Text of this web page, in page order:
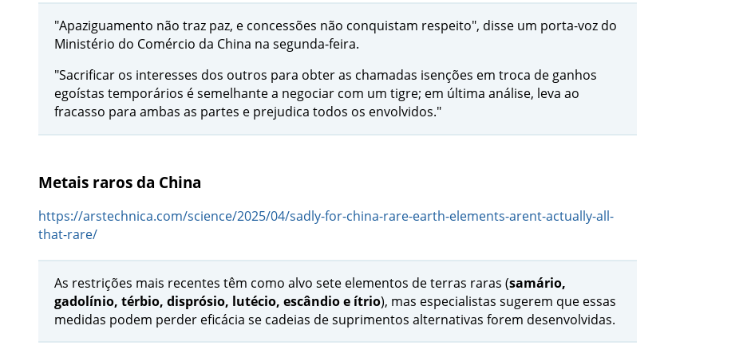
"Apaziguamento não traz paz, e concessões não conquistam respeito", disse um porta-voz do
Ministério do Comércio da China na segunda-feira.
"Sacrificar os interesses dos outros para obter as chamadas isenções em troca de ganhos
egoístas temporários é semelhante a negociar com um tigre; em última análise, leva ao
fracasso para ambas as partes e prejudica todos os envolvidos."
Metais raros da China
https://arstechnica.com/science/2025/04/sadly-for-china-rare-earth-elements-arent-actually-all-
that-rare/
As restrições mais recentes têm como alvo sete elementos de terras raras (samário,
gadolínio, térbio, disprósio, lutécio, escândio e ítrio), mas especialistas sugerem que essas
medidas podem perder eficácia se cadeias de suprimentos alternativas forem desenvolvidas.